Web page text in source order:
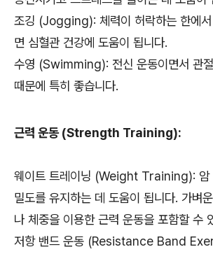
조깅 (Jogging): 체력이 허락하는 한에
면 심혈관 건강에 도움이 됩니다.
수영 (Swimming): 전신 운동이면서 관절
때문에 특히 좋습니다.
근력 운동 (Strength Training):
웨이트 트레이닝 (Weight Training): 암
밀도를 유지하는 데 도움이 됩니다. 가벼
나 체중을 이용한 근력 운동을 포함할 수
저항 밴드 운동 (Resistance Band